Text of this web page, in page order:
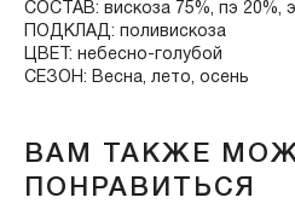
СОСТАВ: вискоза 75%, пэ 20%,
ПОДКЛАД: поливискоза
ЦВЕТ: небесно-голубой
СЕЗОН: Весна, лето, осень
ВАМ ТАКЖЕ
ПОНРАВИТЬСЯ